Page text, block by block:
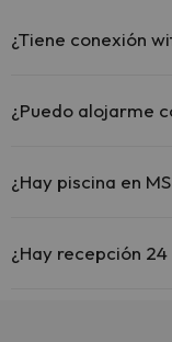
¿Tiene conexión
El MS Vila Nova
¿Puedo alojarme
¿Hay piscina en
tienes más info sobre
¿Hay recepción